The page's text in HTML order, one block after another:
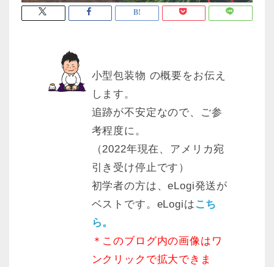
小型包装物 の概要をお伝え
します。
追跡が不安定なので、ご参
考程度に。
（2022年現在、アメリカ宛
引き受け停止です）
初学者の方は、eLogi発送が
ベストです。eLogiは こち
ら。
＊このブログ内の画像はワ
ンクリックで拡大できま